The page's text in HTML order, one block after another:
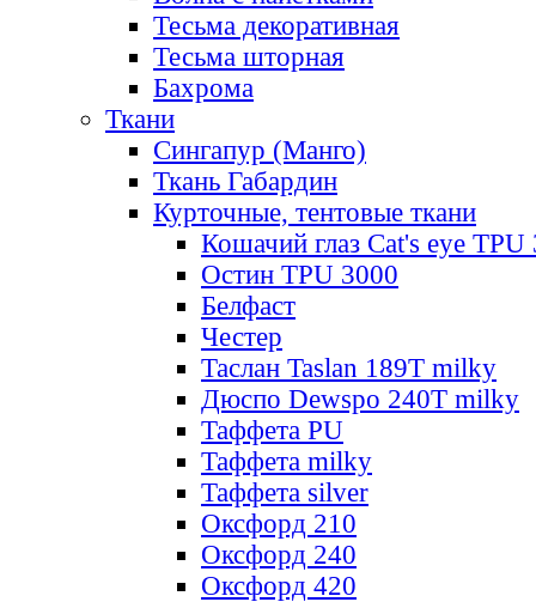
Тесьма декоративная
Тесьма шторная
Бахрома
Ткани
Сингапур (Манго)
Ткань Габардин
Курточные, тентовые ткани
Кошачий глаз Cat's eye TPU
Остин TPU 3000
Белфаст
Честер
Таслан Taslan 189T milky
Дюспо Dewspo 240T milky
Таффета PU
Таффета milky
Таффета silver
Оксфорд 210
Оксфорд 240
Оксфорд 420